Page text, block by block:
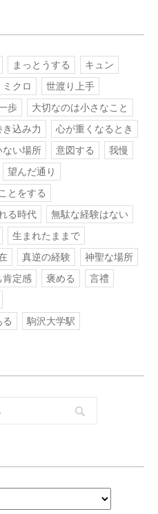
まっとうする
キュン
ミクロ
世渡り上手
歩
大切なのは小さなこと
き込み力
心が重くなるとき
ない場所 意図する
我慢
望んだ通り
とをする
る時代
無駄な経験はない
生まれたままで
真逆の経験
神聖な場所
肯定感 褒める
言禮
駒沢大学駅